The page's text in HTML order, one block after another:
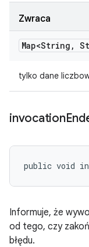
Zwraca
Map<String ,
tylko dane
invocation
public void
Informuje, że
od tego, czy
błędu.